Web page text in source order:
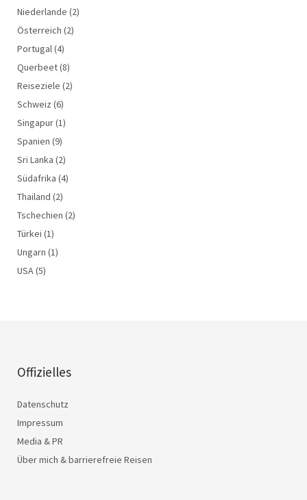
Niederlande (2)
Österreich (2)
Portugal(4)
Querbeet(8)
Reiseziele (2)
Schweiz (6)
Singapur(1)
Spanien (9)
Sri Lanka (2)
Südafrika (4)
Thailand (2)
Tschechien (2)
Türkei (1)
Ungarn (1)
USA(5)
Offizielles
Datenschutz
Impressum
Media & PR
Über mich & barrierefreie Reisen